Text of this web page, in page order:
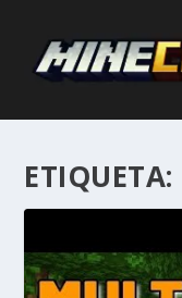
ETIQUETA: